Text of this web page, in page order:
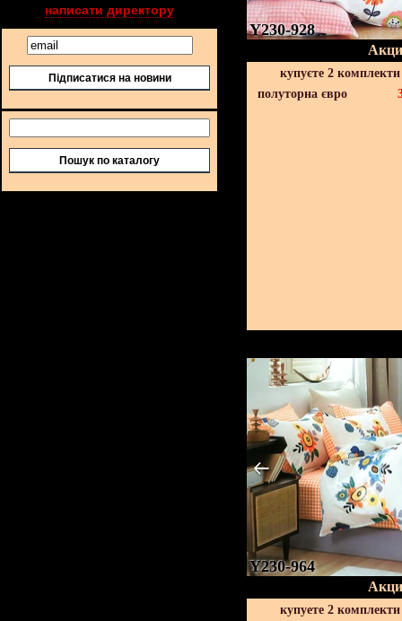
написати директору
Підписатися на новини
Пошук по каталогу
Y230-928
купуєте 2
полуторна євро
Y230-964
купуете 2